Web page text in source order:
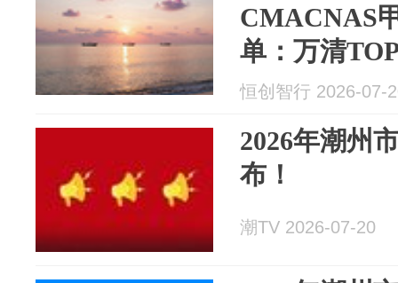
CMACNAS
单：万清
恒创智行 2026-07-
2026年潮州
布！
潮TV 2026-07-20